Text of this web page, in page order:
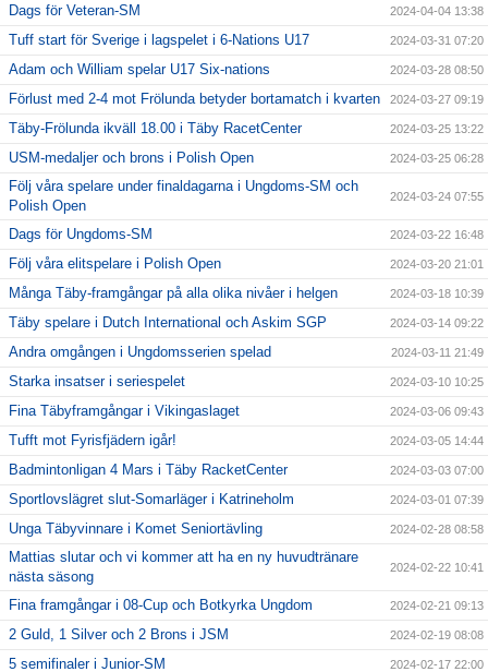
Dags för Veteran-SM 2024-04-04 13:38
Tuff start för Sverige i lagspelet i 6-Nations U17 2024-03-31 07:20
Adam och William spelar U17 Six-nations 2024-03-28 08:50
Förlust med 2-4 mot Frölunda betyder bortamatch i kvarten 2024-03-27 09:19
Täby-Frölunda ikväll 18.00 i Täby RacetCenter 2024-03-25 13:22
USM-medaljer och brons i Polish Open 2024-03-25 06:28
Följ våra spelare under finaldagarna i Ungdoms-SM och
Polish Open
2024-03-24 07:55
Dags för Ungdoms-SM 2024-03-22 16:48
Följ våra elitspelare i Polish Open 2024-03-20 21:01
Många Täby-framgångar på alla olika nivåer i helgen 2024-03-18 10:39
Täby spelare i Dutch International och Askim SGP 2024-03-14 09:22
Andra omgången i Ungdomsserien spelad 2024-03-11 21:49
Starka insatser i seriespelet 2024-03-10 10:25
Fina Täbyframgångar i Vikingaslaget 2024-03-06 09:43
Tufft mot Fyrisfjädern igår! 2024-03-05 14:44
Badmintonligan 4 Mars i Täby RacketCenter 2024-03-03 07:00
Sportlovslägret slut-Somarläger i Katrineholm 2024-03-01 07:39
Unga Täbyvinnare i Komet Seniortävling 2024-02-28 08:58
Mattias slutar och vi kommer att ha en ny huvudtränare
nästa säsong
2024-02-22 10:41
Fina framgångar i 08-Cup och Botkyrka Ungdom 2024-02-21 09:13
2 Guld, 1 Silver och 2 Brons i JSM 2024-02-19 08:08
5 semifinaler i Junior-SM 2024-02-17 22:00